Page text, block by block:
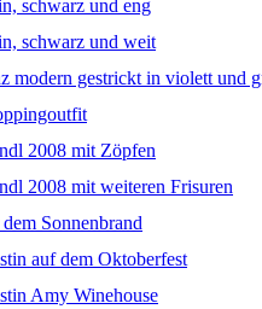
schwarz und eng
schwarz und weit
modern gestrickt in violett und
2008 mit Zöpfen
2008 mit weiteren Frisuren
Sonnenbrand
auf dem Oktoberfest
Amy Winehouse